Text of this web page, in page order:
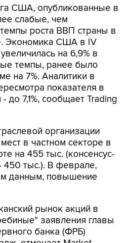
США, опубликованные в
слабые, чем
роста ВВП страны в
Экономика США в IV
на 6,9% в
темпы, ранее было
на 7%. Аналитики в
показателя в
до 7,1%, сообщает Trading
организации
в частном секторе в
на 455 тыс. (консенсус-
450 тыс.). В феврале,
данным, повышение
рынок акций в
заявления главы
банка (ФРБ)